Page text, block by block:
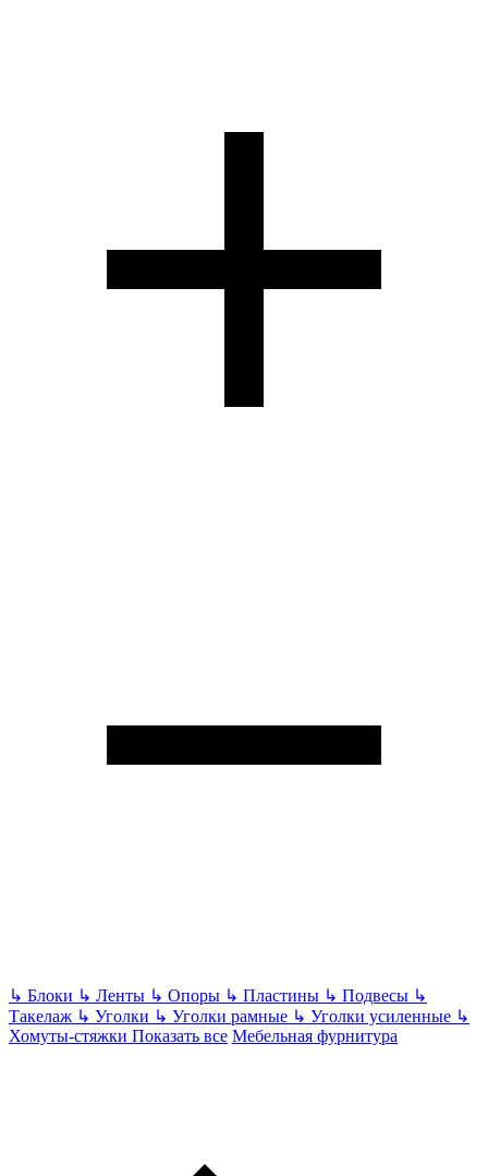
↳ Блоки ↳ Ленты ↳ Опоры ↳ Пластины ↳ Подвесы ↳
Такелаж ↳ Уголки ↳ Уголки рамные ↳ Уголки усиленные ↳
Хомуты-стяжки Показать все Мебельная фурнитура